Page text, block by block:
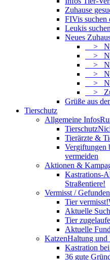
Zuhause
FIVis suchen
Leukis
Neues
>
>
>
>
>
>
Grüße aus
Tierschutz
Allgemeine Infos
Tierschutz
Tierärzte &
Vergiftungen
vermeiden
Aktionen &
Kastrations-
Straßentiere!
Vermisst / Gefunden
Tier vermisst!
Aktuelle
Tier
Aktuelle
KatzenHaltung und
Kastration
36 gute